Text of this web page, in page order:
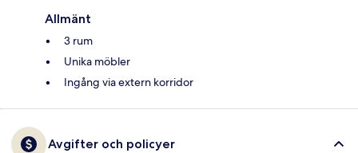
Allmänt
3 rum
Unika möbler
Ingång via extern korridor
Avgifter och policyer